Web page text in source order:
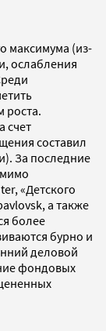
максимума (из-
ослабления
роста.
счет
составил
За последние
«Детского
а также
более
бурно и
деловой
фондовых